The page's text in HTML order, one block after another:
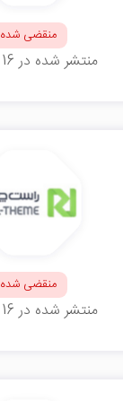
منقضی شده
منتشر شده در 16 شهریور
منقضی شده
منتشر شده در 16 شهریور